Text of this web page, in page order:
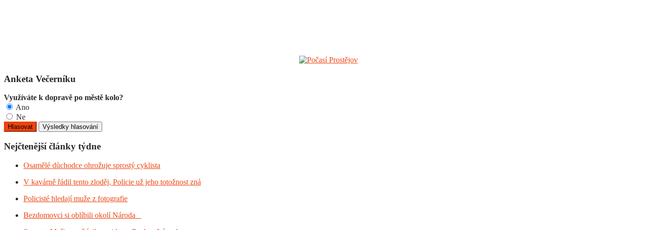
Anketa Večerníku
Využíváte k dopravě po městě kolo?
Ano
Ne
Nejčtenější články týdne
Osamělé důchodce ohrožuje sprostý cyklista
V kavárně řádil tento zloděj, Policie už jeho totožnost zná
Policisté hledají muže z fotografie
Bezdomovci si oblíbili okolí Národa